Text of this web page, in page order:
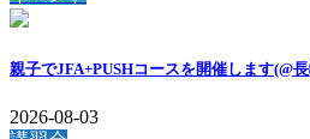
親子でJFA+PUSHコースを開催します(@
2026-08-03